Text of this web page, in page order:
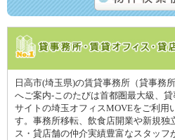
日高市(埼玉県)の賃貸事務所（貸事務
へご案内-このたびは首都圏最大級、
サイトの埼玉オフィスMOVEをご利用
す。事務所移転、飲食店開業や新規独
ス・貸店舗の仲介実績豊富なスタッ